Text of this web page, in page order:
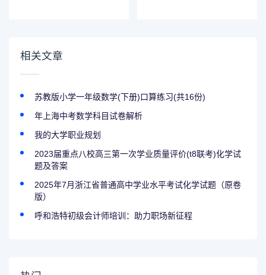
相关文章
苏教版小学一年级数学(下册)口算练习(共16份)
年上海中考数学科目试卷解析
我的大学职业规划
2023届重点八校高三第一次学业质量评价(t8联考)化学试
题及答案
2025年7月浙江省普通高中学业水平考试化学试题（原卷
版）
呼和浩特初级会计师培训：助力职场新征程